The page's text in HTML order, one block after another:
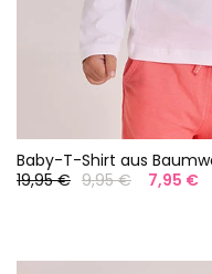
Baby-T-Shirt aus
19,95 € 9,95 € 7,95 €